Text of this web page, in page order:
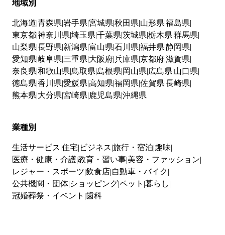
地域別
北海道 青森県 岩手県 宮城県 秋田県 山形県 福島県
東京都神奈川県 埼玉県 千葉県 茨城県 栃木県 群馬県
山梨県 長野県 新潟県 富山県 石川県 福井県 静岡県
愛知県 岐阜県 三重県 大阪府兵庫県 京都府滋賀県
奈良県 和歌山県 鳥取県 島根県 岡山県 広島県 山口県
徳島県 香川県 愛媛県 高知県 福岡県 佐賀県 長崎県
熊本県 大分県 宮崎県 鹿児島県 沖縄県
業種別
生活サービス 住宅 ビジネス 旅行・宿泊 趣味
医療・健康・介護教育・習い事 美容・ファッション
レジャー・スポーツ 飲食店 自動車・バイク
公共機関・団体 ショッピングペット 暮らし
冠婚葬祭・イベント 歯科